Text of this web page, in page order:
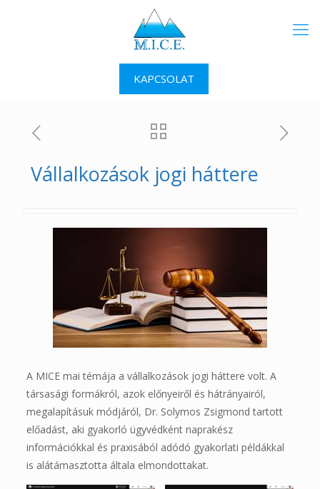
KAPCSOLAT
Vállalkozások jogi háttere
A MICE mai témája a vállalkozások jogi háttere volt. A
társasági formákról, azok előnyeiről és hátrányairól,
megalapításuk módjáról, Dr. Solymos Zsigmond tartott
előadást, aki gyakorló ügyvédként naprakész
információkkal és praxisából adódó gyakorlati példákkal
is alátámasztotta általa elmondottakat.